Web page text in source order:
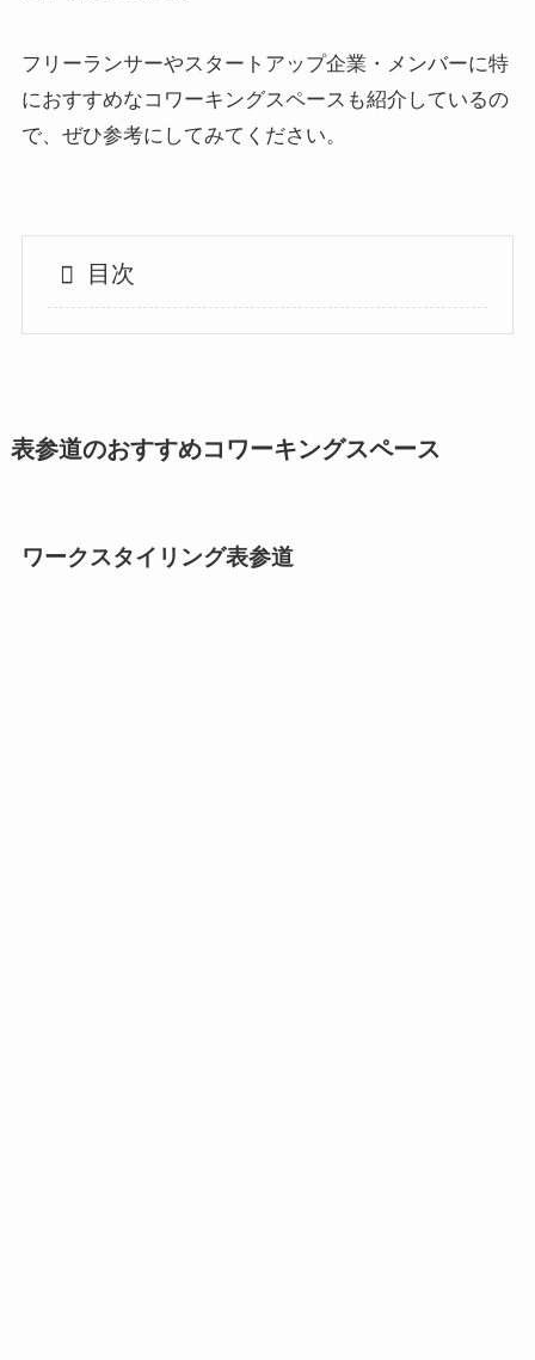
フリーランサーやスタートアップ企業・メンバーに特
におすすめなコワーキングスペースも紹介しているの
で、ぜひ参考にしてみてください。
目次
表参道のおすすめコワーキングスペース
ワークスタイリング表参道